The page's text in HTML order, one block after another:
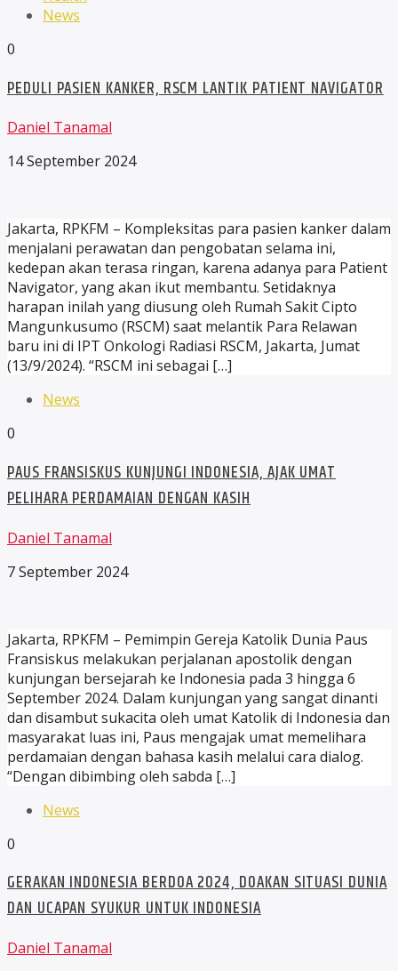
News
0
PEDULI PASIEN KANKER, RSCM LANTIK PATIENT NAVIGATOR
Daniel Tanamal
14 September 2024
Jakarta, RPKFM – Kompleksitas para pasien kanker dalam
menjalani perawatan dan pengobatan selama ini,
kedepan akan terasa ringan, karena adanya para Patient
Navigator, yang akan ikut membantu. Setidaknya
harapan inilah yang diusung oleh Rumah Sakit Cipto
Mangunkusumo (RSCM) saat melantik Para Relawan
baru ini di IPT Onkologi Radiasi RSCM, Jakarta, Jumat
(13/9/2024). “RSCM ini sebagai […]
News
0
PAUS FRANSISKUS KUNJUNGI INDONESIA, AJAK UMAT
PELIHARA PERDAMAIAN DENGAN KASIH
Daniel Tanamal
7 September 2024
Jakarta, RPKFM – Pemimpin Gereja Katolik Dunia Paus
Fransiskus melakukan perjalanan apostolik dengan
kunjungan bersejarah ke Indonesia pada 3 hingga 6
September 2024. Dalam kunjungan yang sangat dinanti
dan disambut sukacita oleh umat Katolik di Indonesia dan
masyarakat luas ini, Paus mengajak umat memelihara
perdamaian dengan bahasa kasih melalui cara dialog.
“Dengan dibimbing oleh sabda […]
News
0
GERAKAN INDONESIA BERDOA 2024, DOAKAN SITUASI DUNIA
DAN UCAPAN SYUKUR UNTUK INDONESIA
Daniel Tanamal